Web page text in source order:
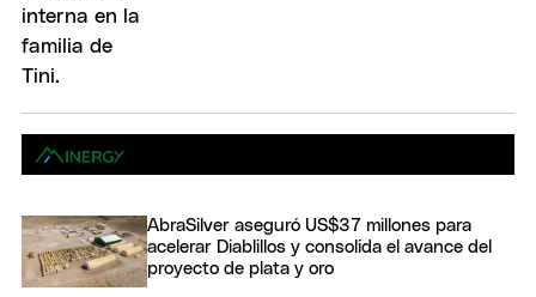
AbraSilver aseguró US$37 millones para
acelerar Diablillos y consolida el avance del
proyecto de plata y oro